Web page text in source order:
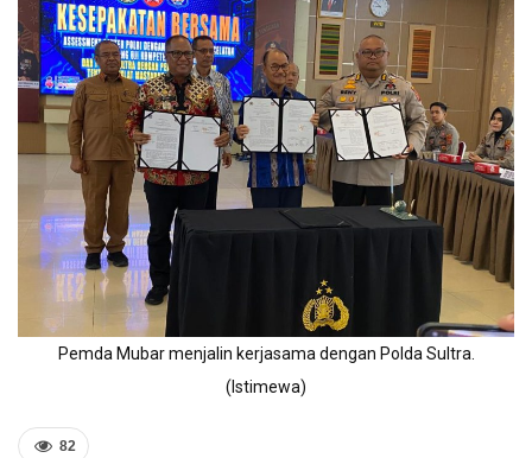
Pemda Mubar menjalin kerjasama dengan Polda Sultra.
(Istimewa)
82